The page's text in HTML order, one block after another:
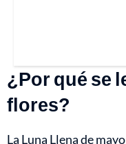
¿Por qué se
flores?
La Luna Llena de